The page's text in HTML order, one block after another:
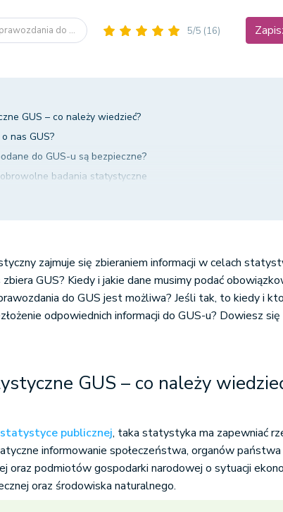
do ... 5/5 (16)
GUS – co należy wiedzieć?
nas GUS?
do GUS-u są bezpieczne?
badania statystyczne
zajmuje się zbieraniem informacji w celach
GUS? Kiedy i jakie dane musimy podać
do GUS jest możliwa? Jeśli tak, to kiedy i
odpowiednich informacji do GUS-u? Dowiesz się
GUS – co należy
publicznej, taka statystyka ma zapewniać
informowanie społeczeństwa, organów państwa
oraz podmiotów gospodarki narodowej o sytuacji
oraz środowiska naturalnego.